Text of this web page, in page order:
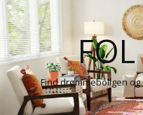
Find drømmeboligen